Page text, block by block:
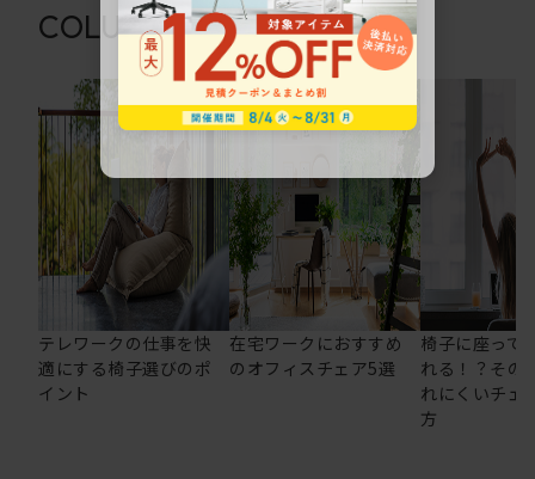
COLUMN関連コラム
テレワークの仕事を快
適にする椅子選びのポ
イント
在宅ワークにおすすめ
のオフィスチェア5選
椅子に座って
れる！？その
れにくいチェ
方